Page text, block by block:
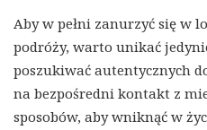
Aby w pełni zanurzyć się w
podróży, warto unikać
poszukiwać autentycznych
na bezpośredni kontakt z
sposobów, aby wniknąć w